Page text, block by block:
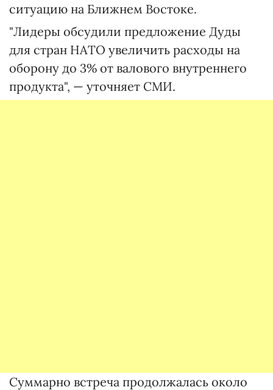
ситуацию на Ближнем Востоке.
"Лидеры обсудили предложение Дуды
для стран НАТО увеличить расходы на
оборону до 3% от валового внутреннего
продукта", — уточняет СМИ.
Суммарно встреча продолжалась около